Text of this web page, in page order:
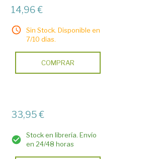
14,96 €
Sin Stock. Disponible en
7/10 días.
COMPRAR
33,95 €
Stock en librería. Envío
en 24/48 horas